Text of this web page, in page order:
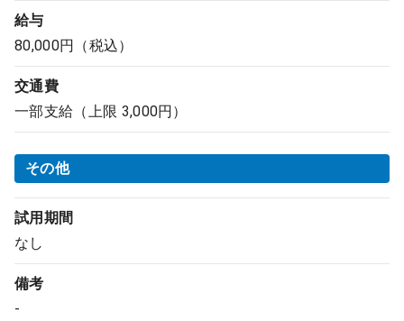
給与
80,000円（税込）
交通費
一部支給（上限 3,000円）
その他
試用期間
なし
備考
-